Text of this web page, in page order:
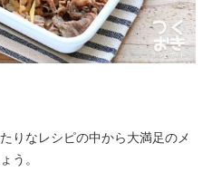
りなレシピの中から大満足のメ
う。